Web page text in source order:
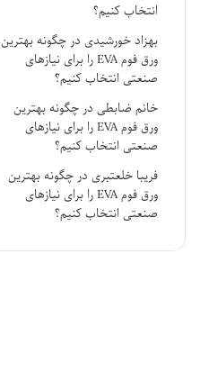
انتخاب کنیم؟
بهزاد خورشیدی درچگونه بهترین
ورق فوم EVA را برای نیازهای
صنعتی انتخاب کنیم؟
خانم ضابطی درچگونه بهترین
ورق فوم EVA را برای نیازهای
صنعتی انتخاب کنیم؟
فریبا خلعتبری درچگونه بهترین
ورق فوم EVA را برای نیازهای
صنعتی انتخاب کنیم؟